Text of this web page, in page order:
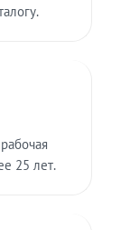
25 лет.